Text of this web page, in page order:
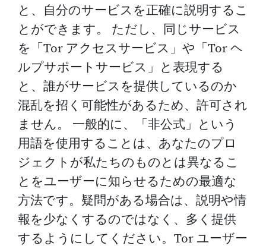
と、自分のサービスを正確に説明するこ
とができます。 ただし、同じサービス
を「Tor アクセスサービス」や「Tor ヘ
ルプサポートサービス」と表現する
と、誰がサービスを提供しているのか
混乱を招く可能性があるため、許可され
ません。 一般的に、「非公式」という
用語を使用することは、あなたのプロ
ジェクトが私たちのものとは異なるこ
とをユーザーに知らせるための最適な
方法です。疑問がある場合は、説明や情
報を少なくするのではなく、多く提供
するようにしてください。Tor ユーザー